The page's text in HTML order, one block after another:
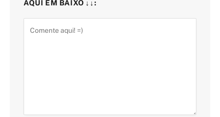
AQUI EM BAIXO ↓↓: